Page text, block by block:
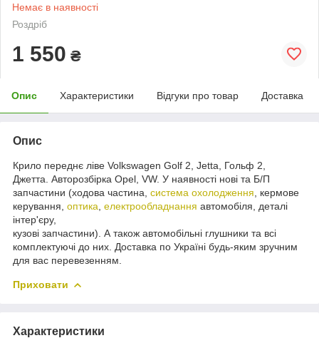
Немає в наявності
Роздріб
1 550 ₴
Опис Характеристики Відгуки про товар Доставка
Опис
Крило переднє ліве Volkswagen Golf 2, Jetta, Гольф 2,
Джетта. Авторозбірка Opel, VW. У наявності нові та Б/П
запчастини (ходова частина, система охолодження , кермове
керування, оптика електрообладнання автомобіля, деталі
інтер'єру,
кузові запчастини). А також автомобільні глушники та всі
комплектуючі до них. Доставка по Україні будь-яким зручним
для вас перевезенням.
Приховати
Характеристики